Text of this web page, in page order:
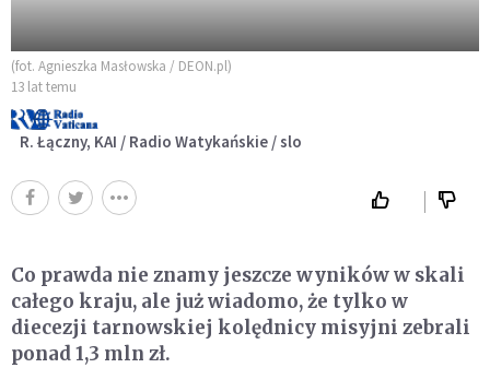
(fot. Agnieszka Masłowska / DEON.pl)
13 lat temu
R. Łączny, KAI / Radio Watykańskie / slo
Co prawda nie znamy jeszcze wyników w skali
całego kraju, ale już wiadomo, że tylko w
diecezji tarnowskiej kolędnicy misyjni zebrali
ponad 1,3 mln zł.